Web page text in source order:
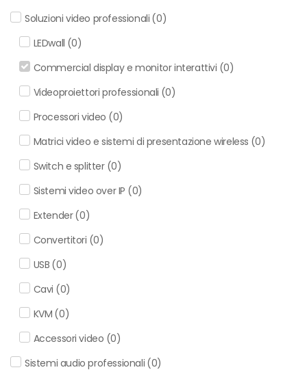
Soluzioni video professionali (0)
LEDwall (0)
Commercial display e monitor interattivi (0)
Videoproiettori professionali (0)
Processori video (0)
Matrici video e sistemi di presentazione wireless (0)
Switch e splitter (0)
Sistemi video over IP (0)
Extender(0)
Convertitori (0)
USB (0)
Cavi (0)
KVM (0)
Accessori video (0)
Sistemi audio professionali (0)